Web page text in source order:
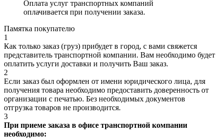
Оплата услуг транспортных компаний
оплачивается при получении заказа.
Памятка покупателю
1
Как только заказ (груз) прибудет в город, с вами свяжется
представитель транспортной компании. Вам необходимо будет
оплатить услуги доставки и получить Ваш заказ.
2
Если заказ был оформлен от имени юридического лица, для
получения товара необходимо предоставить доверенность от
организации с печатью. Без необходимых документов
отгрузка товаров не производится.
3
При приеме заказа в офисе транспортной компании
необходимо: